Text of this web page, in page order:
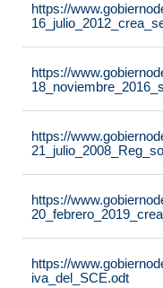
https://
https://
https://
https://
https://
iva_del_SCE.odt